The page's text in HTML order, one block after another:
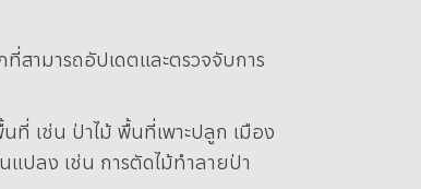
ามารถอัปเดตและตรวจจับการ
ที่ เช่น ป่าไม้ พื้นที่เพาะปลูก เมือง
ปลง เช่น การตัดไม้ทำลายป่า